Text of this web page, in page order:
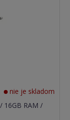
nie je skladom
16GB RAM /